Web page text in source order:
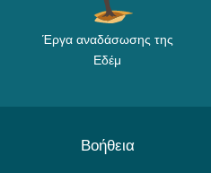
Έργα αναδάσωσης της
Εδέμ
Βοήθεια